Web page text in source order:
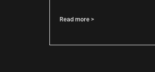
Read more >